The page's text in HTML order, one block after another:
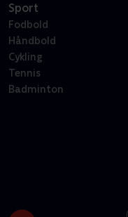
Sport
Fodbold
Håndbold
Cykling
Tennis
Badminton